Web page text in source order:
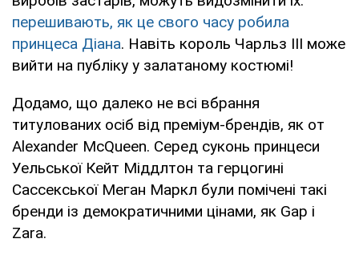
перешивають, як це свого часу робила
принцеса Діана. Навіть король Чарльз ІІІ може
вийти на публіку у залатаному костюмі!
Додамо, що далеко не всі вбрання
титулованих осіб від преміум-брендів, як от
Alexander McQueen. Серед суконь принцеси
Уельської Кейт Міддлтон та герцогині
Сассекської Меган Маркл були помічені такі
бренди із демократичними цінами, як Gap і
Zara.